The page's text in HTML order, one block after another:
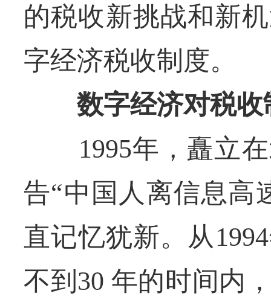
的税收新挑战和新
字经济税收制度。
数字经济对税收
1995年，矗立在
告“中国人离信息高
直记忆犹新。从
不到30 年的时间内